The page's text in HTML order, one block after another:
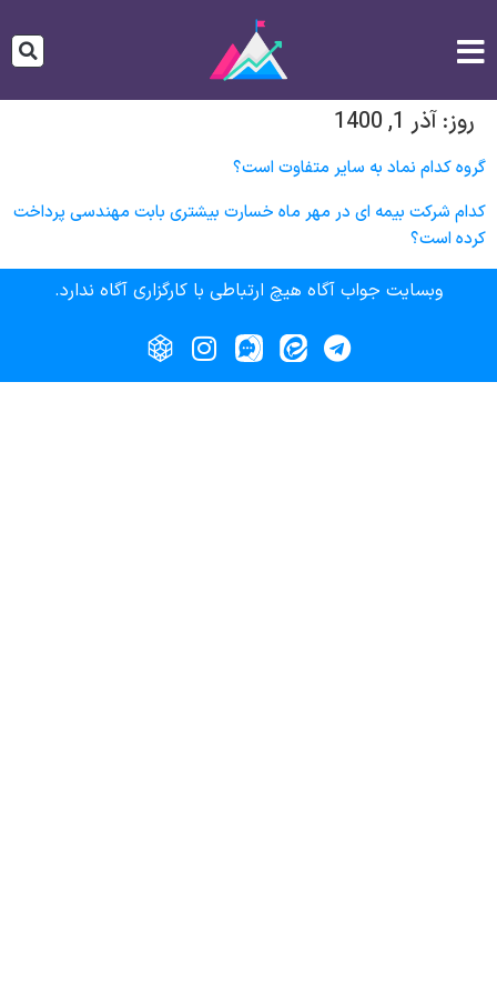
روز: آذر 1, 1400
گروه کدام نماد به سایر متفاوت است؟
کدام شرکت بیمه ای در مهر ماه خسارت بیشتری بابت مهندسی پرداخت
کرده است؟
وبسایت جواب آگاه هیچ ارتباطی با کارگزاری آگاه ندارد.